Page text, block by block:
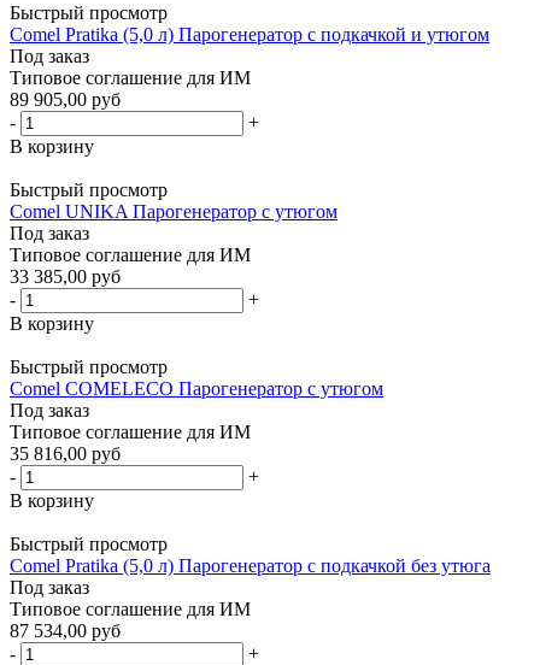
Быстрый просмотр
Comel Pratika (5,0 л) Парогенератор с подкачкой и утюгом
Под заказ
Типовое соглашение для ИМ
89 905,00 руб
-
+
В корзину
Быстрый просмотр
Comel UNIKA Парогенератор с утюгом
Под заказ
Типовое соглашение для ИМ
33 385,00 руб
-
+
В корзину
Быстрый просмотр
Comel COMELECO Парогенератор с утюгом
Под заказ
Типовое соглашение для ИМ
35 816,00 руб
-
+
В корзину
Быстрый просмотр
Comel Pratika (5,0 л) Парогенератор с подкачкой без утюга
Под заказ
Типовое соглашение для ИМ
87 534,00 руб
-
+